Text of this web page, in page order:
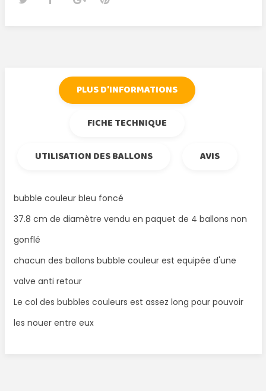
PLUS D'INFORMATIONS
FICHE TECHNIQUE
UTILISATION DES BALLONS
AVIS
bubble couleur bleu foncé
37.8 cm de diamètre vendu en paquet de 4 ballons non
gonflé
chacun des ballons bubble couleur est equipée d'une
valve anti retour
Le col des bubbles couleurs est assez long pour pouvoir
les nouer entre eux